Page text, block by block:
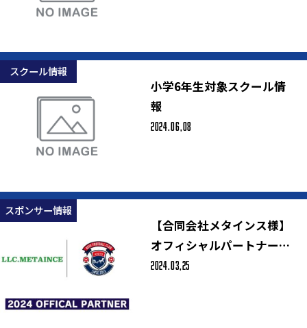
スクール情報
小学6年生対象スクール情
報
2024.06,08
スポンサー情報
【合同会社メタインス様】
オフィシャルパートナー決
定のお知らせ
2024.03,25